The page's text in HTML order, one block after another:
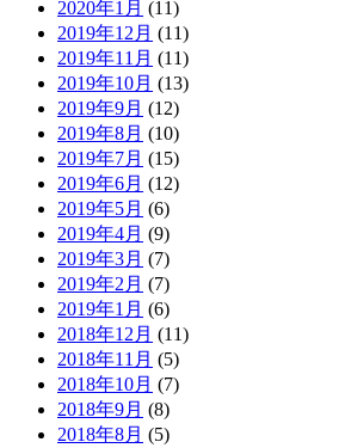
2020年1月 (11)
2019年12月 (11)
2019年11月 (11)
2019年10月 (13)
2019年9月 (12)
2019年8月 (10)
2019年7月 (15)
2019年6月 (12)
2019年5月 (6)
2019年4月 (9)
2019年3月 (7)
2019年2月 (7)
2019年1月 (6)
2018年12月 (11)
2018年11月 (5)
2018年10月 (7)
2018年9月 (8)
2018年8月 (5)